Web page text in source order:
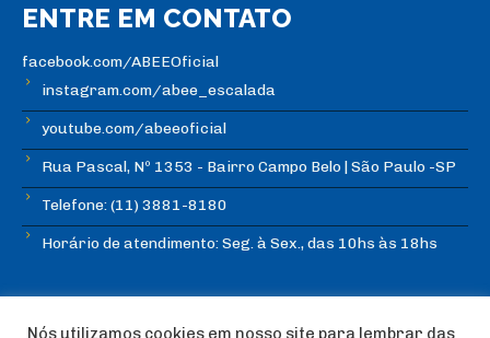
ENTRE EM CONTATO
facebook.com/ABEEOficial
instagram.com/abee_escalada
youtube.com/abeeoficial
Rua Pascal, Nº 1353 - Bairro Campo Belo | São Paulo -SP
Telefone: (11) 3881-8180
Horário de atendimento: Seg. à Sex., das 10hs às 18hs
Nós utilizamos cookies em nosso site para lembrar das